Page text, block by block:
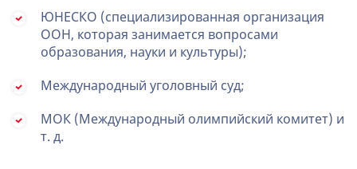
ЮНЕСКО (специализированная организация
ООН, которая занимается вопросами
образования, науки и культуры);
Международный уголовный суд;
МОК (Международный олимпийский комитет) и
т. д.